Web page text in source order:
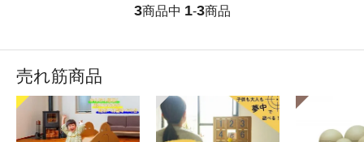
3商品中 1-3商品
売れ筋商品